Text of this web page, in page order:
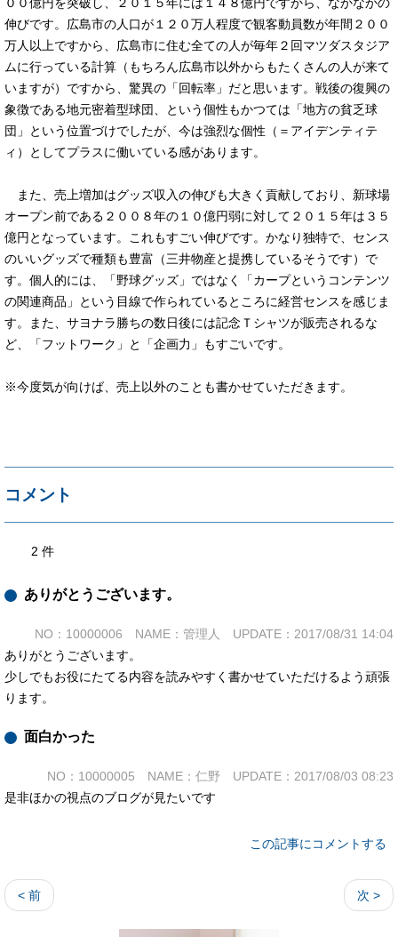
伸びです。広島市の人口が１２０万人程度で観客動員数が年間２００
万人以上ですから、広島市に住む全ての人が毎年２回マツダスタジア
ムに行っている計算（もちろん広島市以外からもたくさんの人が来て
いますが）ですから、驚異の「回転率」だと思います。戦後の復興の
象徴である地元密着型球団、という個性もかつては「地方の貧乏球
団」という位置づけでしたが、今は強烈な個性（＝アイデンティテ
ィ）としてプラスに働いている感があります。
また、売上増加はグッズ収入の伸びも大きく貢献しており、新球場
オープン前である２００８年の１０億円弱に対して２０１５年は３５
億円となっています。これもすごい伸びです。かなり独特で、センス
のいいグッズで種類も豊富（三井物産と提携しているそうです）で
す。個人的には、「野球グッズ」ではなく「カープというコンテンツ
の関連商品」という目線で作られているところに経営センスを感じま
す。また、サヨナラ勝ちの数日後には記念Ｔシャツが販売されるな
ど、「フットワーク」と「企画力」もすごいです。
※今度気が向けば、売上以外のことも書かせていただきます。
コメント
2 件
ありがとうございます。
NO：10000006 NAME：管理人 UPDATE：2017/08/31 14:04
ありがとうございます。
少しでもお役にたてる内容を読みやすく書かせていただけるよう頑張
ります。
面白かった
NO：10000005 NAME：仁野 UPDATE：2017/08/03 08:23
是非ほかの視点のブログが見たいです
この記事にコメントする
< 前 次 >